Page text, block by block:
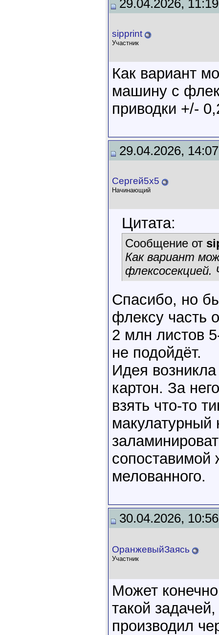
29.04.2026, 11:19
sipprint
Участник
Как вариант
машину с
приводки +/-
29.04.2026, 14:07
Сергей5х5
Начинающий
Цитата:
Сообщение от
Как вариант
Спасибо, но
флексу часть
2 млн листов
не подойдёт.
Идея
картон. За
взять что-то
сопоставимой
мелованного.
30.04.2026, 10:56
ОранжевыйЗаясь
Участник
Может конечно
такой
производил